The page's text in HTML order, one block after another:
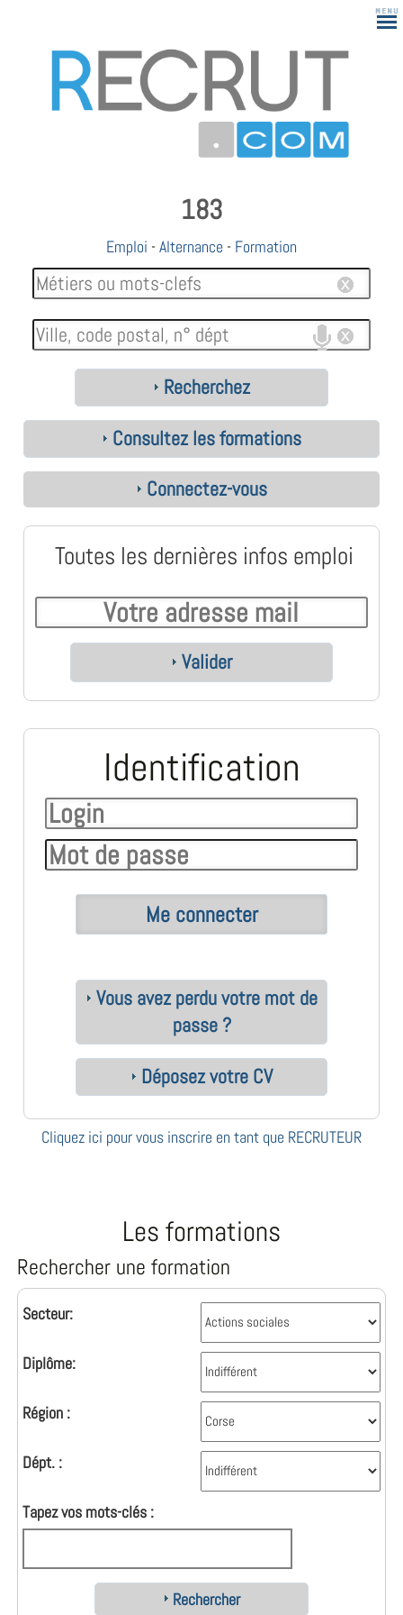
183
Emploi -Alternance - Formation
Recherchez
Consultez les formations
Connectez-vous
Toutes les dernières infos emploi
Valider
Identification
Vous avez perdu votre mot de
passe ?
Déposez votre CV
Cliquez ici pour vous inscrire en tant que RECRUTEUR
Les formations
Rechercher une formation
Secteur:
Diplôme:
Région :
Dépt. :
Tapez vos mots-clés :
Rechercher